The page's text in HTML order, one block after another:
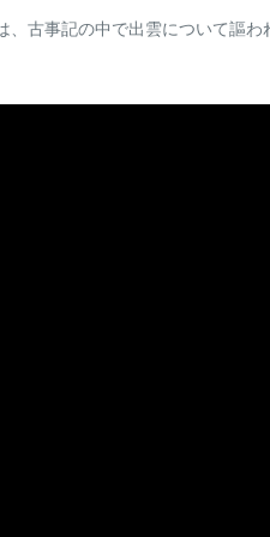
、古事記の中で出雲について謳